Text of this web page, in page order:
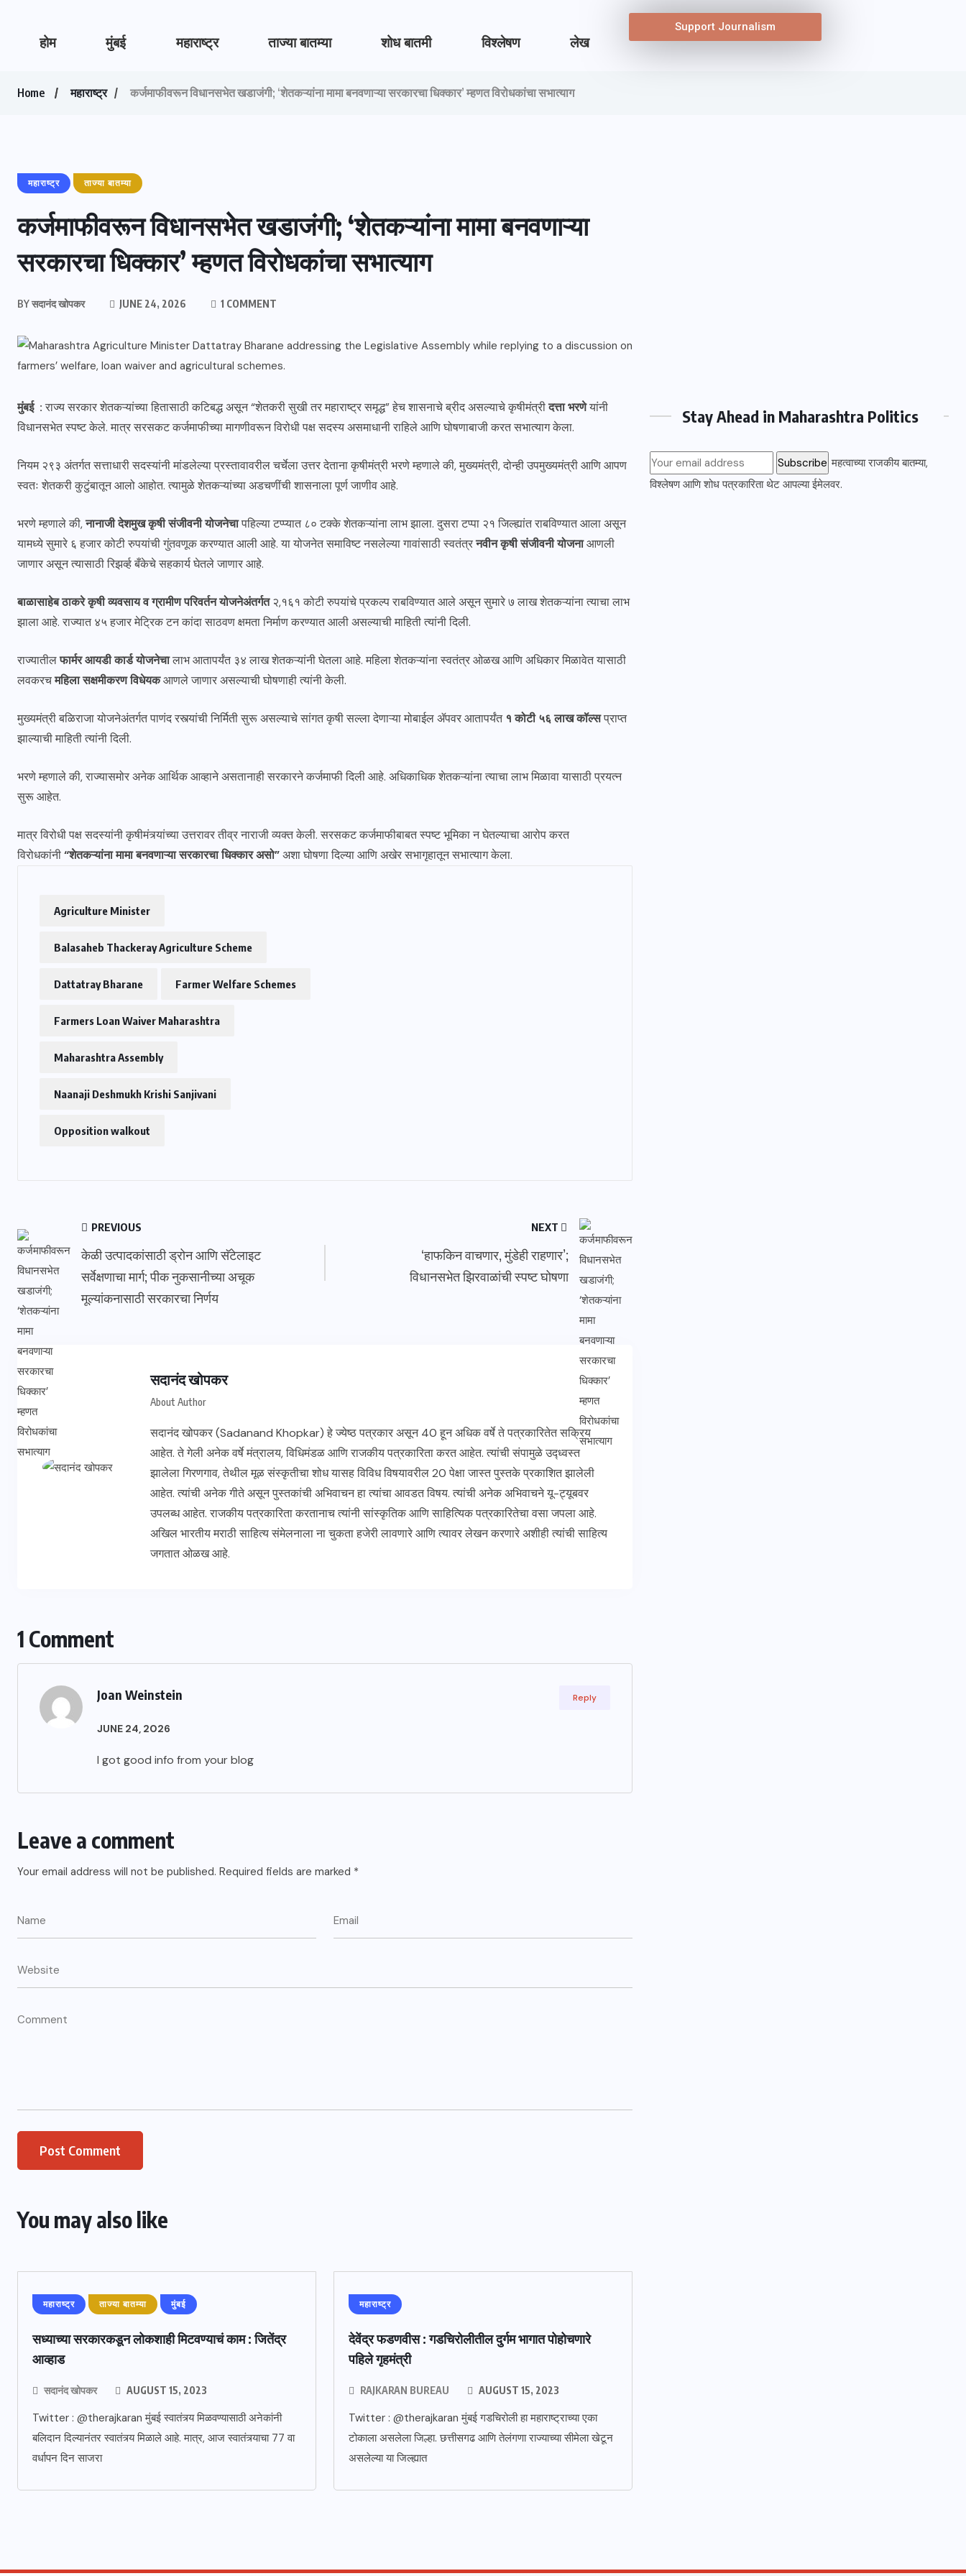
होम मुंबई महाराष्ट्र ताज्या बातम्या शोध बातमी विश्लेषण लेख
Support Journalism
Home महाराष्ट्र कर्जमाफीवरून विधानसभेत खडाजंगी; ‘शेतकऱ्यांना मामा बनवणाऱ्या सरकारचा धिक्कार’ म्हणत विरोधकांचा सभात्याग
महाराष्ट्र ताज्या बातम्या
कर्जमाफीवरून विधानसभेत खडाजंगी; ‘शेतकऱ्यांना मामा बनवणाऱ्या
सरकारचा धिक्कार’ म्हणत विरोधकांचा सभात्याग
BYसदानंद खोपकर JUNE 24, 2026 1 COMMENT
मुंबई :राज्य सरकार शेतकऱ्यांच्या हितासाठी कटिबद्ध असून “शेतकरी सुखी तर महाराष्ट्र समृद्ध” हेच शासनाचे ब्रीद असल्याचे कृषीमंत्रीदत्ता भरणेयांनी
विधानसभेत स्पष्ट केले. मात्र सरसकट कर्जमाफीच्या मागणीवरून विरोधी पक्ष सदस्य असमाधानी राहिले आणि घोषणाबाजी करत सभात्याग केला.
नियम २९३ अंतर्गत सत्ताधारी सदस्यांनी मांडलेल्या प्रस्तावावरील चर्चेला उत्तर देताना कृषीमंत्री भरणे म्हणाले की, मुख्यमंत्री, दोन्ही उपमुख्यमंत्री आणि आपण
स्वतः शेतकरी कुटुंबातून आलो आहोत. त्यामुळे शेतकऱ्यांच्या अडचणींची शासनाला पूर्ण जाणीव आहे.
भरणे म्हणाले की,नानाजी देशमुख कृषी संजीवनी योजनेचापहिल्या टप्प्यात ८० टक्के शेतकऱ्यांना लाभ झाला. दुसरा टप्पा २१ जिल्ह्यांत राबविण्यात आला असून
यामध्ये सुमारे ६ हजार कोटी रुपयांची गुंतवणूक करण्यात आली आहे. या योजनेत समाविष्ट नसलेल्या गावांसाठी स्वतंत्रनवीन कृषी संजीवनी योजनाआणली
जाणार असून त्यासाठी रिझर्व्ह बँकेचे सहकार्य घेतले जाणार आहे.
बाळासाहेब ठाकरे कृषी व्यवसाय व ग्रामीण परिवर्तन योजनेअंतर्गत२,१६१ कोटी रुपयांचे प्रकल्प राबविण्यात आले असून सुमारे ७ लाख शेतकऱ्यांना त्याचा लाभ
झाला आहे. राज्यात ४५ हजार मेट्रिक टन कांदा साठवण क्षमता निर्माण करण्यात आली असल्याची माहिती त्यांनी दिली.
राज्यातीलफार्मर आयडी कार्ड योजनेचालाभ आतापर्यंत ३४ लाख शेतकऱ्यांनी घेतला आहे. महिला शेतकऱ्यांना स्वतंत्र ओळख आणि अधिकार मिळावेत यासाठी
लवकरचमहिला सक्षमीकरण विधेयकआणले जाणार असल्याची घोषणाही त्यांनी केली.
मुख्यमंत्री बळिराजा योजनेअंतर्गत पाणंद रस्त्यांची निर्मिती सुरू असल्याचे सांगत कृषी सल्ला देणाऱ्या मोबाईल ॲपवर आतापर्यंत१ कोटी ५६ लाख कॉल्सप्राप्त
झाल्याची माहिती त्यांनी दिली.
भरणे म्हणाले की, राज्यासमोर अनेक आर्थिक आव्हाने असतानाही सरकारने कर्जमाफी दिली आहे. अधिकाधिक शेतकऱ्यांना त्याचा लाभ मिळावा यासाठी प्रयत्न
सुरू आहेत.
मात्र विरोधी पक्ष सदस्यांनी कृषीमंत्र्यांच्या उत्तरावर तीव्र नाराजी व्यक्त केली. सरसकट कर्जमाफीबाबत स्पष्ट भूमिका न घेतल्याचा आरोप करत
विरोधकांनी“शेतकऱ्यांना मामा बनवणाऱ्या सरकारचा धिक्कार असो”अशा घोषणा दिल्या आणि अखेर सभागृहातून सभात्याग केला.
Agriculture Minister
Balasaheb Thackeray Agriculture Scheme
Dattatray Bharane Farmer Welfare Schemes
Farmers Loan Waiver Maharashtra
Maharashtra Assembly
Naanaji Deshmukh Krishi Sanjivani
Opposition walkout
PREVIOUS
केळी उत्पादकांसाठी ड्रोन आणि सॅटेलाइट
सर्वेक्षणाचा मार्ग; पीक नुकसानीच्या अचूक
मूल्यांकनासाठी सरकारचा निर्णय
NEXT
‘हाफकिन वाचणार, मुंडेही राहणार’;
विधानसभेत झिरवाळांची स्पष्ट घोषणा
सदानंद खोपकर
About Author
सदानंद खोपकर (Sadanand Khopkar) हे ज्येष्ठ पत्रकार असून 40 हून अधिक वर्षे ते पत्रकारितेत सक्रिय
आहेत. ते गेली अनेक वर्षे मंत्रालय, विधिमंडळ आणि राजकीय पत्रकारिता करत आहेत. त्यांची संपामुळे उद्ध्वस्त
झालेला गिरणगाव, तेथील मूळ संस्कृतीचा शोध यासह विविध विषयावरील 20 पेक्षा जास्त पुस्तके प्रकाशित झालेली
आहेत. त्यांची अनेक गीते असून पुस्तकांची अभिवाचन हा त्यांचा आवडत विषय. त्यांची अनेक अभिवाचने यू-ट्यूबवर
उपलब्ध आहेत. राजकीय पत्रकारिता करतानाच त्यांनी सांस्कृतिक आणि साहित्यिक पत्रकारितेचा वसा जपला आहे.
अखिल भारतीय मराठी साहित्य संमेलनाला ना चुकता हजेरी लावणारे आणि त्यावर लेखन करणारे अशीही त्यांची साहित्य
जगतात ओळख आहे.
1 Comment
Joan Weinstein
JUNE 24, 2026
I got good info from your blog
Reply
Leave a comment
Your email address will not be published. Required fields are marked *
You may also like
महाराष्ट्र ताज्या बातम्या मुंबई
सध्याच्या सरकारकडून लोकशाही मिटवण्याचं काम : जितेंद्र
आव्हाड
सदानंद खोपकर AUGUST 15, 2023
Twitter : @therajkaran मुंबई स्वातंत्र्य मिळवण्यासाठी अनेकांनी
बलिदान दिल्यानंतर स्वातंत्र्य मिळाले आहे. मात्र, आज स्वातंत्र्याचा 77 वा
वर्धापन दिन साजरा
महाराष्ट्र
देवेंद्र फडणवीस : गडचिरोलीतील दुर्गम भागात पोहोचणारे
पहिले गृहमंत्री
RAJKARAN BUREAU AUGUST 15, 2023
Twitter : @therajkaran मुंबई गडचिरोली हा महाराष्ट्राच्या एका
टोकाला असलेला जिल्हा. छत्तीसगढ आणि तेलंगणा राज्याच्या सीमेला खेटून
असलेल्या या जिल्ह्यात
Stay Ahead in Maharashtra Politics
महत्वाच्या राजकीय बातम्या,
विश्लेषण आणि शोध पत्रकारिता थेट आपल्या ईमेलवर.